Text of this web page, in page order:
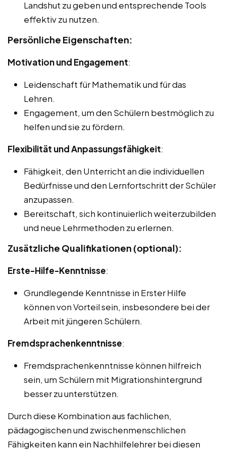
Landshut zu geben und entsprechende Tools
effektiv zu nutzen.
Persönliche Eigenschaften:
Motivation und Engagement:
Leidenschaft für Mathematik und für das
Lehren.
Engagement, um den Schülern bestmöglich zu
helfen und sie zu fördern.
Flexibilität und Anpassungsfähigkeit:
Fähigkeit, den Unterricht an die individuellen
Bedürfnisse und den Lernfortschritt der Schüler
anzupassen.
Bereitschaft, sich kontinuierlich weiterzubilden
und neue Lehrmethoden zu erlernen.
Zusätzliche Qualifikationen (optional):
Erste-Hilfe-Kenntnisse:
Grundlegende Kenntnisse in Erster Hilfe
können von Vorteil sein, insbesondere bei der
Arbeit mit jüngeren Schülern.
Fremdsprachenkenntnisse:
Fremdsprachenkenntnisse können hilfreich
sein, um Schülern mit Migrationshintergrund
besser zu unterstützen.
Durch diese Kombination aus fachlichen,
pädagogischen und zwischenmenschlichen
Fähigkeiten kann ein Nachhilfelehrer bei diesen